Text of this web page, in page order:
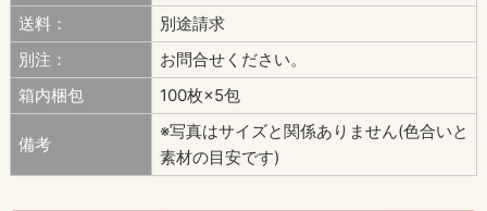
送料：
別途請求
別注：
お問合せください。
箱内梱包
100枚×5包
備考
※写真はサイズと関係ありません(色合いと
素材の目安です)